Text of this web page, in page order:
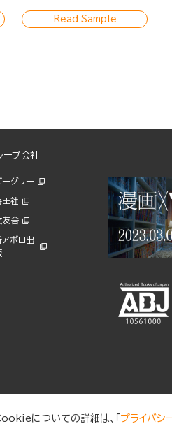
Read Sample
ープ会社
ーグリー
王社
友舎
アポロ出
についての詳細は、「 プライバシ